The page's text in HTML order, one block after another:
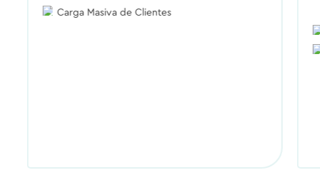
Carga Masiva de Clientes